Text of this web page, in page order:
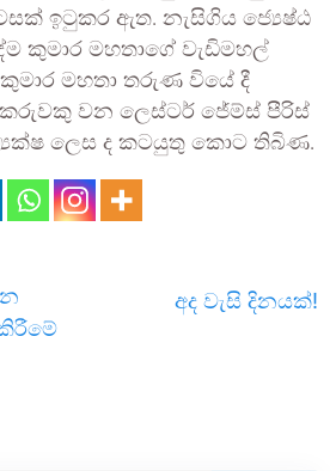
ඉටුකර ඇත. නැසිගිය ජ්‍යෙෂ්ඨ
කුමාර මහතාගේ වැඩිමහල්
කුමාර මහතා තරුණ වියේ දී
වන ලෙස්ටර් ජේම්ස් පීරිස්
ලෙස ද කටයුතු කොට තිබිණ.
අද වැසි දිනයක්!